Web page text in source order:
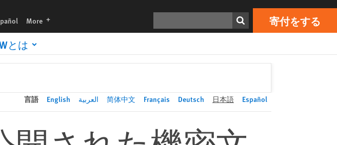
More languages 寄付をする
とは
Print 寄付をする
言語 English العربية 简体中文 Français Deutsch 日本語 Español